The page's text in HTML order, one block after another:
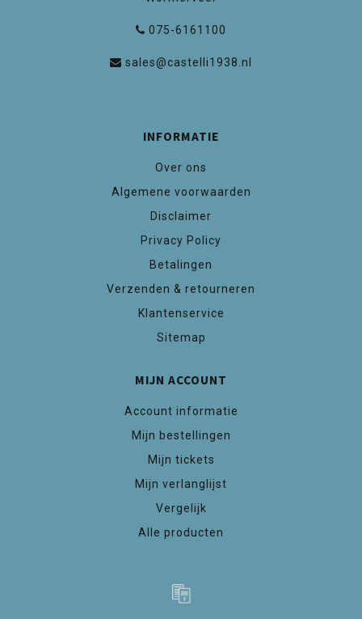
075-6161100
sales@castelli1938.nl
INFORMATIE
Over ons
Algemene voorwaarden
Disclaimer
Privacy Policy
Betalingen
Verzenden & retourneren
Klantenservice
Sitemap
MIJN ACCOUNT
Account informatie
Mijn bestellingen
Mijn tickets
Mijn verlanglijst
Vergelijk
Alle producten